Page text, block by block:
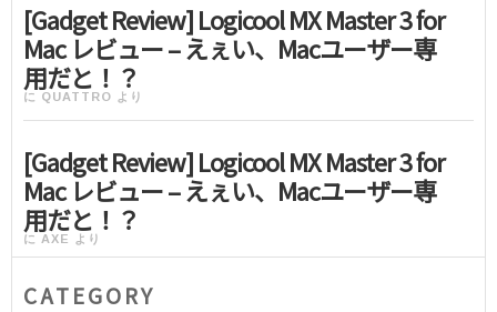
[Gadget Review] Logicool MX Master 3 for
Mac レビュー – えぇい、Macユーザー専
用だと！？
に QUATTRO より
[Gadget Review] Logicool MX Master 3 for
Mac レビュー – えぇい、Macユーザー専
用だと！？
に AXE より
CATEGORY